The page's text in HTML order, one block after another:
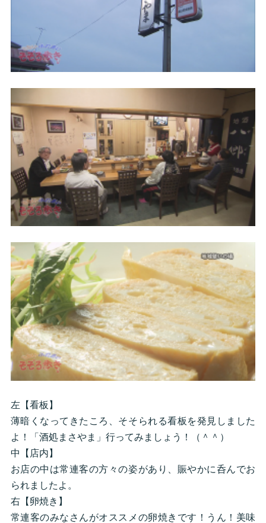
左【看板】
薄暗くなってきたころ、そそられる看板を発見しました
よ！「酒処まさやま」行ってみましょう！（＾＾）
中【店内】
お店の中は常連客の方々の姿があり、賑やかに呑んでお
られましたよ。
右【卵焼き】
常連客のみなさんがオススメの卵焼きです！うん！美味